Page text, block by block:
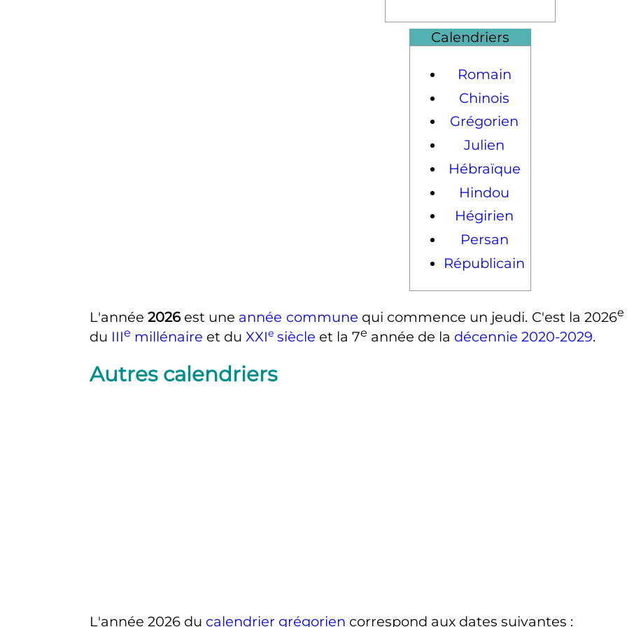
Calendriers
Romain
Chinois
Grégorien
Julien
Hébraïque
Hindou
Hégirien
Persan
Républicain
L'année 2026est une année commune qui commence un jeudi. C'est la 2026e
du IIIe millénaire et du XXIesiècle et la 7e année de la décennie 2020-2029.
Autres calendriers
L'année 2026 du calendrier grégorien correspond aux dates suivantes :